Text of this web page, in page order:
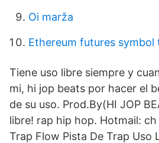
Oi marža
Ethereum futures symbol
Tiene uso libre siempre y
mi, hi jop beats por hacer el
de su uso. Prod.By(HI JOP
libre! rap hip hop. Hotmail:
Trap Flow Pista De Trap Uso